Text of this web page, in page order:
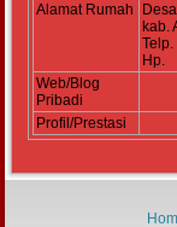
Alamat Rumah
kab.
Telp.
Hp.
Web/Blog
Pribadi
Profil/Prestasi